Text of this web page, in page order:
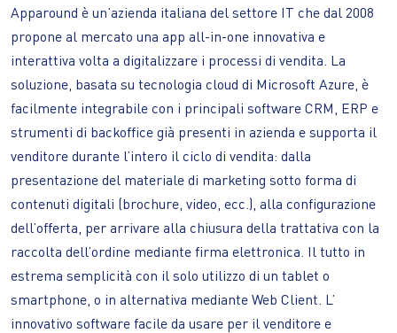
Apparound è un’azienda italiana del settore IT che dal 2008
propone al mercato una app all-in-one innovativa e
interattiva volta a digitalizzare i processi di vendita. La
soluzione, basata su tecnologia cloud di Microsoft Azure, è
facilmente integrabile con i principali software CRM, ERP e
strumenti di backoffice già presenti in azienda e supporta il
venditore durante l’intero il ciclo di vendita: dalla
presentazione del materiale di marketing sotto forma di
contenuti digitali (brochure, video, ecc.), alla configurazione
dell’offerta, per arrivare alla chiusura della trattativa con la
raccolta dell’ordine mediante firma elettronica. Il tutto in
estrema semplicità con il solo utilizzo di un tablet o
smartphone, o in alternativa mediante Web Client. L’
innovativo software facile da usare per il venditore e